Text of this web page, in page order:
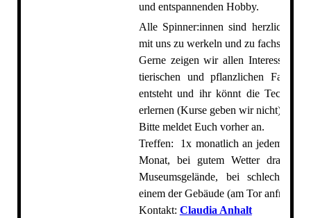
und entspannenden Hobby.
Alle Spinner:innen sind herzlich
mit uns zu werkeln und zu
Gerne zeigen wir allen
tierischen und pflanzlichen Fasern
entsteht und ihr könnt die
erlernen (Kurse geben wir nicht).
Bitte meldet Euch vorher an.
Treffen: 1x monatlich an jedem 3.
Monat, bei gutem Wetter draußen
Museumsgelände, bei schlechtem
einem der Gebäude (am Tor anfragen).
Kontakt: Claudia Anhalt